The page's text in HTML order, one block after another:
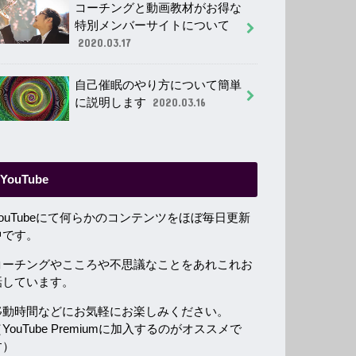
コーチングと動画教材がお得な
特別メンバーサイトについて
2020.03.17
自己催眠のやり方について簡単
に説明します
2020.03.16
YouTube
にて何らかのコンテンツをほぼ毎日更新
す。
ーチングやこころや不思議なことをあれこれお
ています。
動時間などにお気軽にお楽しみください。
YouTube Premiumに加入するのがオススメで